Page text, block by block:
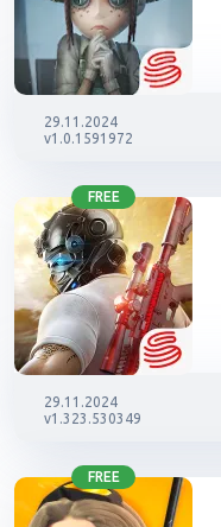
29.11.2024
v1.0.1591972
FREE
29.11.2024
v1.323.530349
FREE